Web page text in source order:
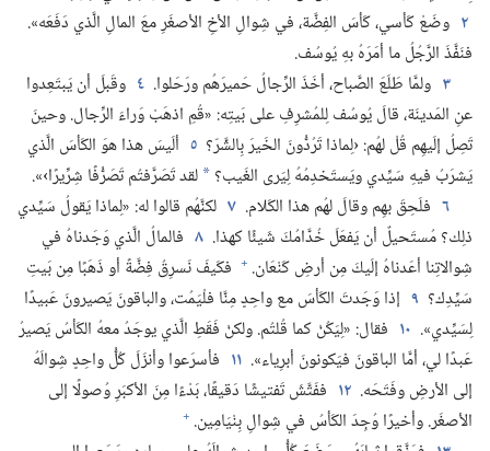
٢ وضَعْ كَأسي،‏ كَأسَ الفِضَّة،‏ في شِوالِ الأخِ الأصغَرِ معَ المالِ الَّذي دَفَعَه».‏
فنَفَّذَ الرَّجُلُ ما أمَرَهُ بهِ يُوسُف.‏
٣ ولمَّا طَلَعَ الصَّباح،‏ أخَذَ الرِّجالُ حَميرَهُم ورَحَلوا.‏ ٤ وقَبلَ أن يَبتَعِدوا
عنِ المَدينَة،‏ قالَ يُوسُف لِلمُشرِفِ على بَيتِه:‏ «قُمِ اذهَبْ وَراءَ الرِّجال.‏ وحينَ
تَصِلُ إلَيهِم قُلْ لهُم:‏ ‹لِماذا تَرُدُّونَ الخَيرَ بِالشَّرّ؟‏ ٥ ألَيسَ هذا هوَ الكَأسَ الَّذي
يَشرَبُ فيهِ سَيِّدي ويَستَخدِمُهُ لِيَرى الغَيب؟‏ * لقد تَصَرَّفتُم تَصَرُّفًا شِرِّيرًا›».‏
٦ فلَحِقَ بهِم وقالَ لهُم هذا الكَلام.‏ ٧ لكنَّهُم قالوا له:‏ «لِماذا يَقولُ سَيِّدي
ذلِك؟‏ مُستَحيلٌ أن يَفعَلَ خُدَّامُكَ شَيئًا كهذا.‏ ٨ فالمالُ الَّذي وَجَدناهُ في
شِوالاتِنا أعَدناهُ إلَيكَ مِن أرضِ كَنْعَان.‏ + فكَيفَ نَسرِقُ فِضَّةً أو ذَهَبًا مِن بَيتِ
سَيِّدِك؟‏ ٩ إذا وَجَدتَ الكَأسَ مع واحِدٍ مِنَّا فلْيَمُت،‏ والباقونَ يَصيرونَ عَبيدًا
لِسَيِّدي».‏ ١٠ فقال:‏ «لِيَكُنْ كما قُلتُم.‏ ولكنْ فَقَطِ الَّذي يوجَدُ معهُ الكَأسُ يَصيرُ
عَبدًا لي،‏ أمَّا الباقونَ فيَكونونَ أبرِياء».‏ ١١ فأسرَعوا وأنزَلَ كُلُّ واحِدٍ شِوالَهُ
إلى الأرضِ وفَتَحَه.‏ ١٢ ففَتَّشَ تَفتيشًا دَقيقًا،‏ بَدْءًا مِنَ الأكبَرِ وُصولًا إلى
الأصغَر.‏ وأخيرًا وُجِدَ الكَأسُ في شِوالِ بِنْيَامِين.‏ +